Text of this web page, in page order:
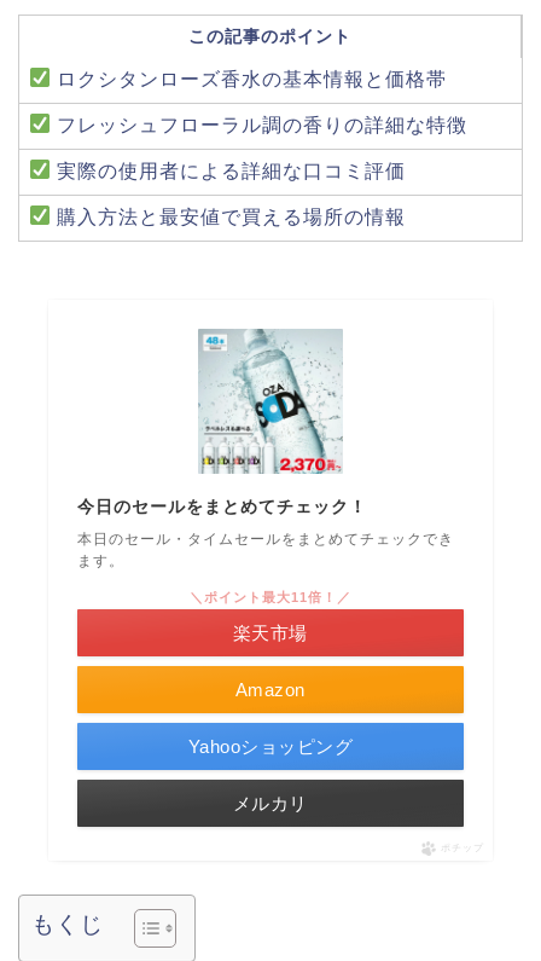
この記事のポイント
ロクシタンローズ香水の基本情報と価格帯
フレッシュフローラル調の香りの詳細な特徴
実際の使用者による詳細な口コミ評価
購入方法と最安値で買える場所の情報
今日のセールをまとめてチェック！
本日のセール・タイムセールをまとめてチェックでき
ます。
Amazon
＼ポイント最大11倍！／
楽天市場
Yahooショッピング
メルカリ
ポチップ
もくじ